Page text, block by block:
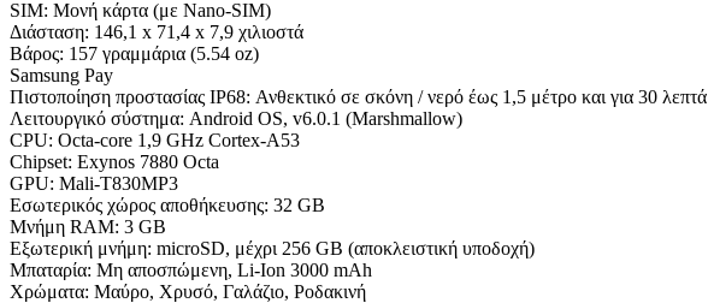
SIM: Μονή κάρτα (με Nano-SIM)
Διάσταση: 146,1 x 71,4 x 7,9 χιλιοστά
Βάρος: 157 γραμμάρια (5.54 oz)
Samsung Pay
Πιστοποίηση προστασίας IP68: Ανθεκτικό σε σκόνη / νερό έως 1,5 μέτρο και για 30 λεπτά
Λειτουργικό σύστημα: Android OS, v6.0.1 (Marshmallow)
CPU: Octa-core 1,9 GHz Cortex-A53
Chipset: Exynos 7880 Octa
GPU: Mali-T830MP3
Εσωτερικός χώρος αποθήκευσης: 32 GB
Μνήμη RAM: 3 GB
Εξωτερική μνήμη: microSD, μέχρι 256 GB (αποκλειστική υποδοχή)
Μπαταρία: Μη αποσπώμενη, Li-Ion 3000 mAh
Χρώματα: Μαύρο, Χρυσό, Γαλάζιο, Ροδακινή